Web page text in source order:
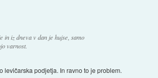
in iz dneva v dan je hujse, samo
varnost.
levičarska podjetja. In ravno to je problem.